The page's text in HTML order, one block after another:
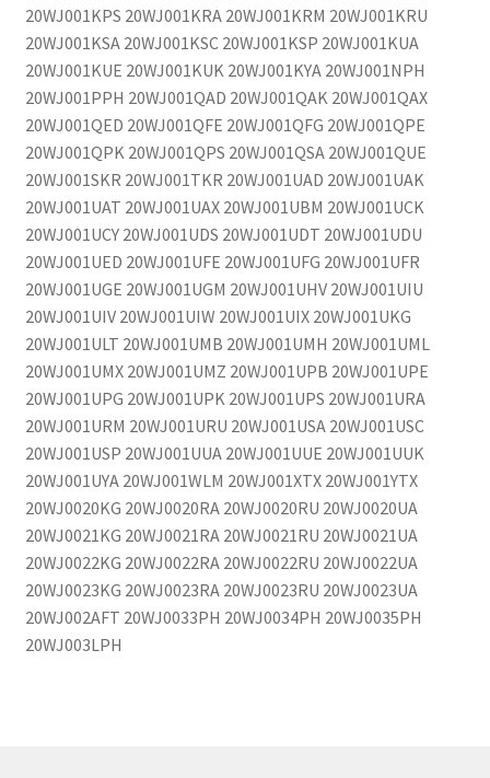
20WJ001KPS 20WJ001KRA 20WJ001KRM 20WJ001KRU
20WJ001KSA 20WJ001KSC 20WJ001KSP 20WJ001KUA
20WJ001KUE 20WJ001KUK 20WJ001KYA 20WJ001NPH
20WJ001PPH 20WJ001QAD 20WJ001QAK 20WJ001QAX
20WJ001QED 20WJ001QFE 20WJ001QFG 20WJ001QPE
20WJ001QPK 20WJ001QPS 20WJ001QSA 20WJ001QUE
20WJ001SKR 20WJ001TKR 20WJ001UAD 20WJ001UAK
20WJ001UAT 20WJ001UAX 20WJ001UBM 20WJ001UCK
20WJ001UCY 20WJ001UDS 20WJ001UDT 20WJ001UDU
20WJ001UED 20WJ001UFE 20WJ001UFG 20WJ001UFR
20WJ001UGE 20WJ001UGM 20WJ001UHV 20WJ001UIU
20WJ001UIV 20WJ001UIW 20WJ001UIX 20WJ001UKG
20WJ001ULT 20WJ001UMB 20WJ001UMH 20WJ001UML
20WJ001UMX 20WJ001UMZ 20WJ001UPB 20WJ001UPE
20WJ001UPG 20WJ001UPK 20WJ001UPS 20WJ001URA
20WJ001URM 20WJ001URU 20WJ001USA 20WJ001USC
20WJ001USP 20WJ001UUA 20WJ001UUE 20WJ001UUK
20WJ001UYA 20WJ001WLM 20WJ001XTX 20WJ001YTX
20WJ0020KG 20WJ0020RA 20WJ0020RU 20WJ0020UA
20WJ0021KG 20WJ0021RA 20WJ0021RU 20WJ0021UA
20WJ0022KG 20WJ0022RA 20WJ0022RU 20WJ0022UA
20WJ0023KG 20WJ0023RA 20WJ0023RU 20WJ0023UA
20WJ002AFT 20WJ0033PH 20WJ0034PH 20WJ0035PH
20WJ003LPH